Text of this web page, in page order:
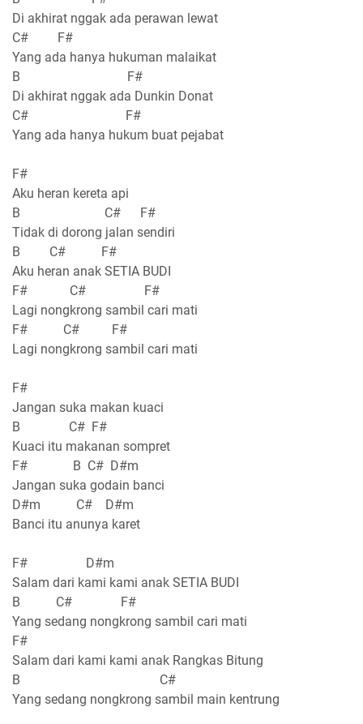
Di akhirat nggak ada perawan lewat
C# F#
Yang ada hanya hukuman malaikat
B F#
Di akhirat nggak ada Dunkin Donat
C# F#
Yang ada hanya hukum buat pejabat
F#
Aku heran kereta api
B C# F#
Tidak di dorong jalan sendiri
B C# F#
Aku heran anak SETIA BUDI
F# C# F#
Lagi nongkrong sambil cari mati
F# C# F#
Lagi nongkrong sambil cari mati
F#
Jangan suka makan kuaci
B C# F#
Kuaci itu makanan sompret
F# B C# D#m
Jangan suka godain banci
D#m C# D#m
Banci itu anunya karet
F# D#m
Salam dari kami kami anak SETIA BUDI
B C# F#
Yang sedang nongkrong sambil cari mati
F#
Salam dari kami kami anak Rangkas Bitung
B C#
Yang sedang nongkrong sambil main kentrung